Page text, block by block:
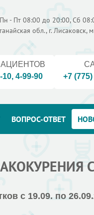
- Пт 08:00 до 20:00, Сб
обл., г.
10, 4-99-90
+7
ВОПРОС-ОТВЕТ
с 19.09. по